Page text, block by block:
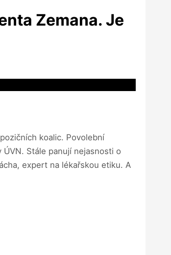
Zemana. Je
koalic. Povolební
Stále panují nejasnosti o
expert na lékařskou etiku. A